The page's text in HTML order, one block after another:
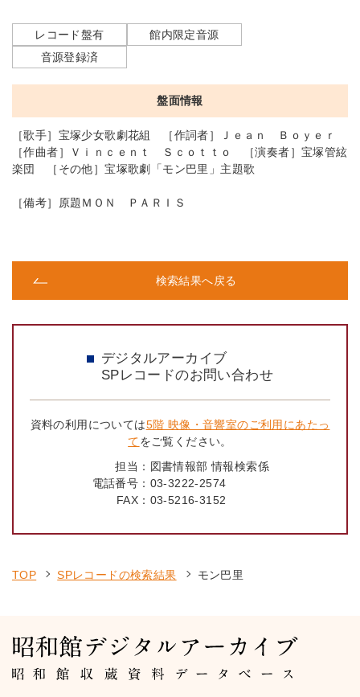
盤面情報
［歌手］宝塚少女歌劇花組 ［作詞者］Ｊｅａｎ Ｂｏｙｅｒ
［作曲者］Ｖｉｎｃｅｎｔ Ｓｃｏｔｔｏ ［演奏者］宝塚管絃
楽団 ［その他］宝塚歌劇「モン巴里」主題歌
［備考］原題ＭＯＮ ＰＡＲＩＳ
レコード盤有
館内限定音源
音源登録済
検索結果へ戻る
デジタルアーカイブ
SPレコードのお問い合わせ
資料の利用については5階 映像・音響室のご利用にあたっ
てをご覧ください。
担当： 図書情報部 情報検索係
電話番号： 03-3222-2574
FAX： 03-5216-3152
TOP SPレコードの検索結果 モン巴里